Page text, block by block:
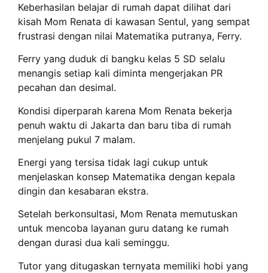
Keberhasilan belajar di rumah dapat dilihat dari
kisah Mom Renata di kawasan Sentul, yang sempat
frustrasi dengan nilai Matematika putranya, Ferry.
Ferry yang duduk di bangku kelas 5 SD selalu
menangis setiap kali diminta mengerjakan PR
pecahan dan desimal.
Kondisi diperparah karena Mom Renata bekerja
penuh waktu di Jakarta dan baru tiba di rumah
menjelang pukul 7 malam.
Energi yang tersisa tidak lagi cukup untuk
menjelaskan konsep Matematika dengan kepala
dingin dan kesabaran ekstra.
Setelah berkonsultasi, Mom Renata memutuskan
untuk mencoba layanan guru datang ke rumah
dengan durasi dua kali seminggu.
Tutor yang ditugaskan ternyata memiliki hobi yang